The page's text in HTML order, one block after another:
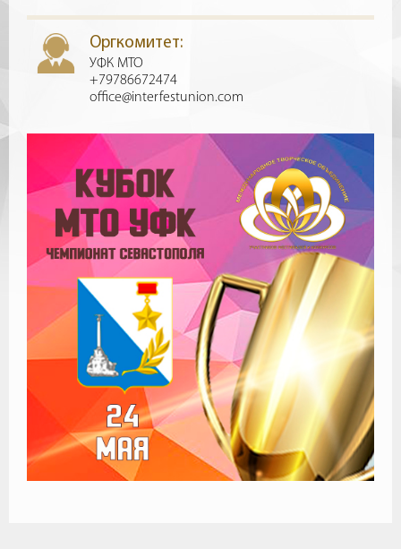
Оргкомитет:
УФК МТО
+79786672474
office@interfestunion.com